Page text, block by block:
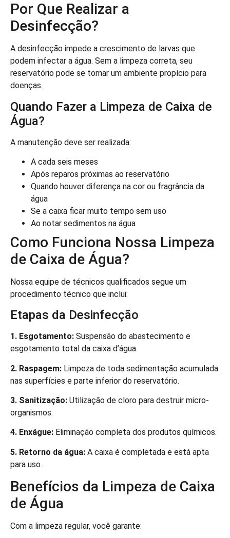
Por Que Realizar a
Desinfecção?
A desinfecção impede a crescimento de larvas que
podem infectar a água. Sem a limpeza correta, seu
reservatório pode se tornar um ambiente propício para
doenças.
Quando Fazer a Limpeza de Caixa de
Água?
A manutenção deve ser realizada:
A cada seis meses
Após reparos próximas ao reservatório
Quando houver diferença na cor ou fragrância da
água
Se a caixa ficar muito tempo sem uso
Ao notar sedimentos na água
Como Funciona Nossa Limpeza
de Caixa de Água?
Nossa equipe de técnicos qualificados segue um
procedimento técnico que inclui:
Etapas da Desinfecção
1. Esgotamento: Suspensão do abastecimento e
esgotamento total da caixa d’água.
2. Raspagem: Limpeza de toda sedimentação acumulada
nas superfícies e parte inferior do reservatório.
3. Sanitização: Utilização de cloro para destruir micro-
organismos.
4. Enxágue: Eliminação completa dos produtos químicos.
5. Retorno da água: A caixa é completada e está apta
para uso.
Benefícios da Limpeza de Caixa
de Água
Com a limpeza regular, você garante: